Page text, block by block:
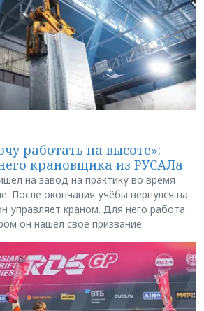
работать на высоте»:
крановщика из РУСАЛа
на завод на практику во время
После окончания учёбы вернулся на
управляет краном. Для него работа
он нашёл своё призвание